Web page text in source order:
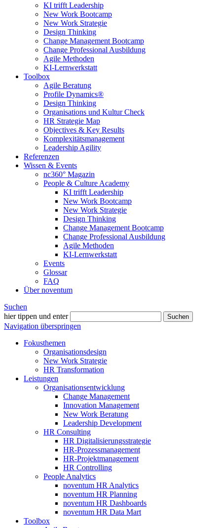
KI trifft Leadership
New Work Bootcamp
New Work Strategie
Design Thinking
Change Management Bootcamp
Change Professional Ausbildung
Agile Methoden
KI-Lernwerkstatt
Toolbox
Agile Beratung
Profile Dynamics®
Design Thinking
Organisations und Kultur Check
HR Strategie Map
Objectives & Key Results
Komplexitätsmanagement
Leadership Agility
Referenzen
Wissen & Events
nc360° Magazin
People & Culture Academy
KI trifft Leadership
New Work Bootcamp
New Work Strategie
Design Thinking
Change Management Bootcamp
Change Professional Ausbildung
Agile Methoden
KI-Lernwerkstatt
Events
Glossar
FAQ
Über noventum
Suchen
hier tippen und enter
Suchen
Navigation überspringen
Fokusthemen
Organisationsdesign
New Work Strategie
HR Transformation
Leistungen
Organisationsentwicklung
Change Management
Innovation Management
New Work Beratung
Leadership Development
HR Consulting
HR Digitalisierungsstrategie
HR-Prozessmanagement
HR-Projektmanagement
HR Controlling
People Analytics
noventum HR Analytics
noventum HR Planning
noventum HR Dashboards
noventum HR Data Mart
Toolbox